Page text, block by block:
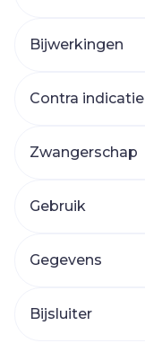
Bijwerkingen
Contra indicatie
Zwangerschap
Gebruik
Gegevens
Bijsluiter